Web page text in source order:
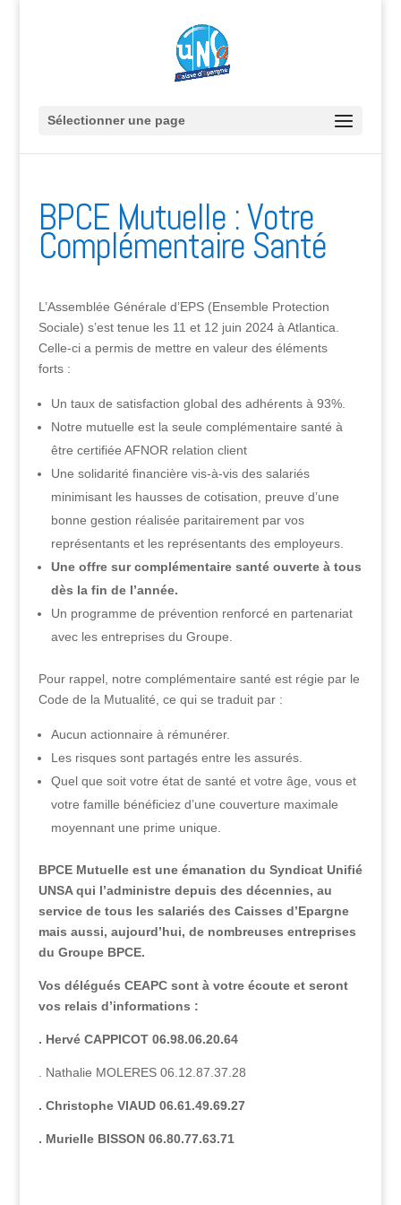
Sélectionner une page
BPCE Mutuelle : Votre
Complémentaire Santé
L’Assemblée Générale d’EPS (Ensemble Protection
Sociale) s’est tenue les 11 et 12 juin 2024 à Atlantica.
Celle-ci a permis de mettre en valeur des éléments
forts :
Un taux de satisfaction global des adhérents à 93%.
Notre mutuelle est la seule complémentaire santé à
être certifiée AFNOR relation client
Une solidarité financière vis-à-vis des salariés
minimisant les hausses de cotisation, preuve d’une
bonne gestion réalisée paritairement par vos
représentants et les représentants des employeurs.
Une offre sur complémentaire santé ouverte à tous
dès la fin de l’année.
Un programme de prévention renforcé en partenariat
avec les entreprises du Groupe.
Pour rappel, notre complémentaire santé est régie par le
Code de la Mutualité, ce qui se traduit par :
Aucun actionnaire à rémunérer.
Les risques sont partagés entre les assurés.
Quel que soit votre état de santé et votre âge, vous et
votre famille bénéficiez d’une couverture maximale
moyennant une prime unique.
BPCE Mutuelle est une émanation du Syndicat Unifié
UNSA qui l’administre depuis des décennies, au
service de tous les salariés des Caisses d’Epargne
mais aussi, aujourd’hui, de nombreuses entreprises
du Groupe BPCE.
Vos délégués CEAPC sont à votre écoute et seront
vos relais d’informations :
. Hervé CAPPICOT 06.98.06.20.64
. Nathalie MOLERES 06.12.87.37.28
. Christophe VIAUD 06.61.49.69.27
. Murielle BISSON 06.80.77.63.71